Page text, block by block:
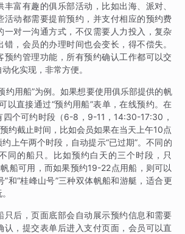
富有趣的俱乐部活动，比如出海、派对、
活动都需要提前预约，并支付相应的预约费
一对一沟通方式，不仅需要人力投入，复杂
错，会员的办理时间也会变长，得不偿失。
预约管理功能，所有预约确认工作都可以交
化实现，非常方便。
约用船”为例。如果想要使用俱乐部提供的帆
以直接通过“预约用船”表单，在线预约。在
四个可约时段（6-8，9-11，14:30-17:30，
约截止时间，比如会员如果在当天上午10点
上午两个时段，自动提示“已过期”。不同的
同的船只。比如预约白天的三个时段，只
船可用，而如果预约19-22点用船，则可以
”和“桂峰山号”三种双体帆船和游艇，适合更
只后，页面底部会自动展示预约信息和需要
认，提交表单后进入支付页面，会员可以直